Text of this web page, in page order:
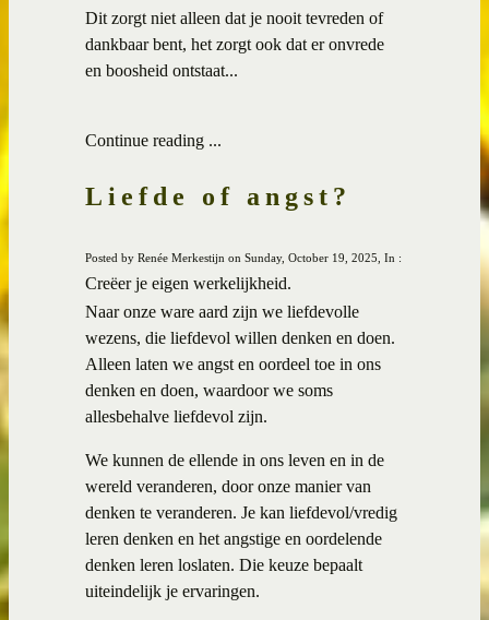
Dit zorgt niet alleen dat je nooit tevreden of
dankbaar bent, het zorgt ook dat er onvrede
en boosheid ontstaat...
Continue reading ...
Liefde of angst?
Posted by Renée Merkestijn on Sunday, October 19, 2025, In :
Creëer je eigen werkelijkheid.
Naar onze ware aard zijn we liefdevolle
wezens, die liefdevol willen denken en doen.
Alleen laten we angst en oordeel toe in ons
denken en doen, waardoor we soms
allesbehalve liefdevol zijn.
We kunnen de ellende in ons leven en in de
wereld veranderen, door onze manier van
denken te veranderen. Je kan liefdevol/vredig
leren denken en het angstige en oordelende
denken leren loslaten. Die keuze bepaalt
uiteindelijk je ervaringen.